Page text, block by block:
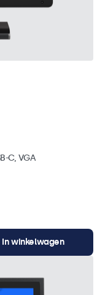
C, VGA
In winkelwagen